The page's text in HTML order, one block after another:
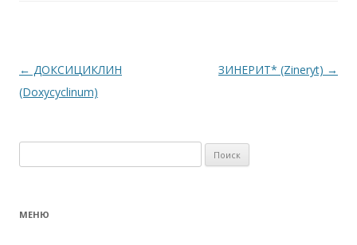
k p s
ni
и
т
Навигация
по
← ДОКСИЦИКЛИН
(Doxycyclinum)
ЗИНЕРИТ* (Zineryt) →
МЕНЮ